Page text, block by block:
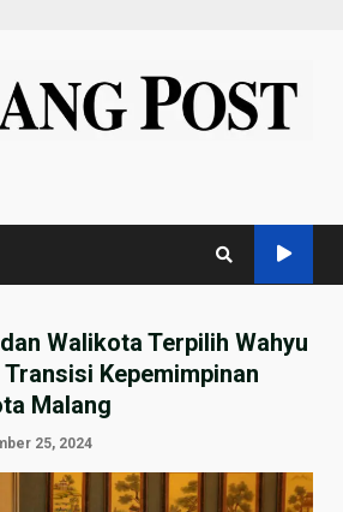
Walikota Terpilih Wahyu
Kepemimpinan
Malang
25, 2024